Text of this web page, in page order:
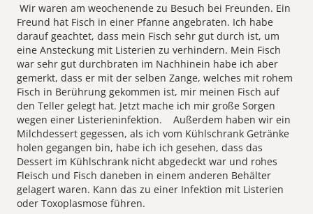
Wir waren am weochenende zu Besuch bei Freunden. Ein
Freund hat Fisch in einer Pfanne angebraten. Ich habe
darauf geachtet, dass mein Fisch sehr gut durch ist, um
eine Ansteckung mit Listerien zu verhindern. Mein Fisch
war sehr gut durchbraten im Nachhinein habe ich aber
gemerkt, dass er mit der selben Zange, welches mit rohem
Fisch in Berührung gekommen ist, mir meinen Fisch auf
den Teller gelegt hat. Jetzt mache ich mir große Sorgen
wegen einer Listerieninfektion. Außerdem haben wir ein
Milchdessert gegessen, als ich vom Kühlschrank Getränke
holen gegangen bin, habe ich ich gesehen, dass das
Dessert im Kühlschrank nicht abgedeckt war und rohes
Fleisch und Fisch daneben in einem anderen Behälter
gelagert waren. Kann das zu einer Infektion mit Listerien
oder Toxoplasmose führen.